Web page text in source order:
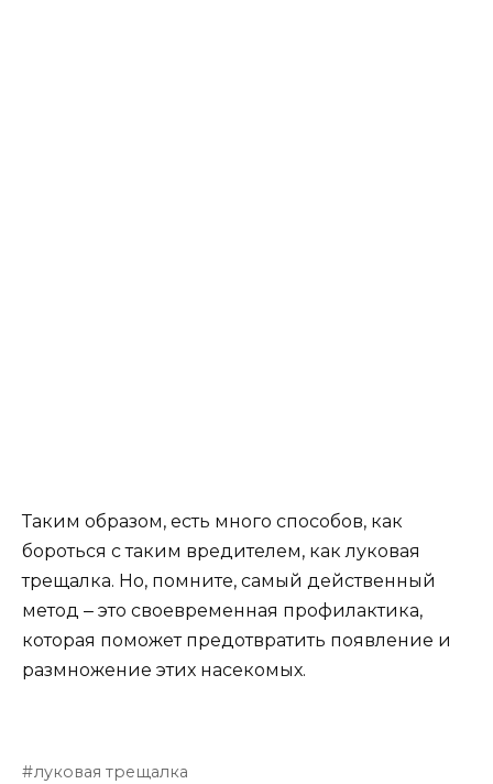
Таким образом, есть много способов, как
бороться с таким вредителем, как луковая
трещалка. Но, помните, самый действенный
метод ‒ это своевременная профилактика,
которая поможет предотвратить появление и
размножение этих насекомых.
луковая трещалка